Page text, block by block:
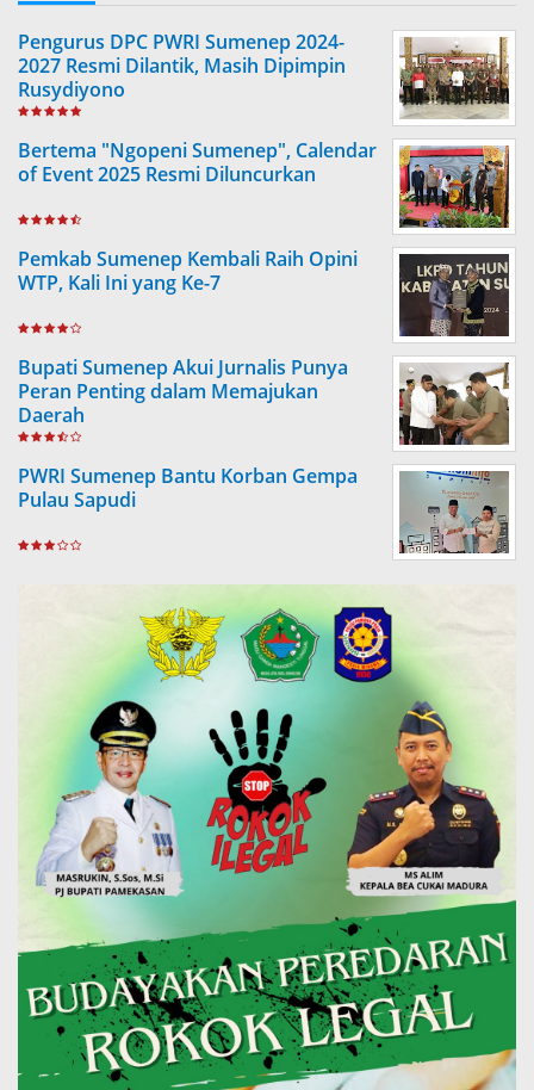
Pengurus DPC PWRI Sumenep 2024-
2027 Resmi Dilantik, Masih Dipimpin
Rusydiyono
Bertema "Ngopeni Sumenep", Calendar
of Event 2025 Resmi Diluncurkan
Pemkab Sumenep Kembali Raih Opini
WTP, Kali Ini yang Ke-7
Bupati Sumenep Akui Jurnalis Punya
Peran Penting dalam Memajukan
Daerah
PWRI Sumenep Bantu Korban Gempa
Pulau Sapudi